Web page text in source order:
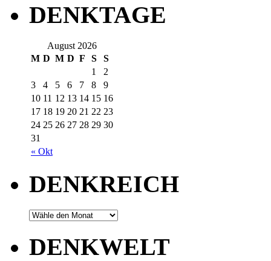
DENKTAGE
August 2026
M D M D F S S
« Okt
1
2
3
4 5 6 7 8
9
10 11 12 13 14 15 16
17 18 19 20 21 22 23
24 25 26 27 28 29 30
31
DENKREICH
DENKWELT